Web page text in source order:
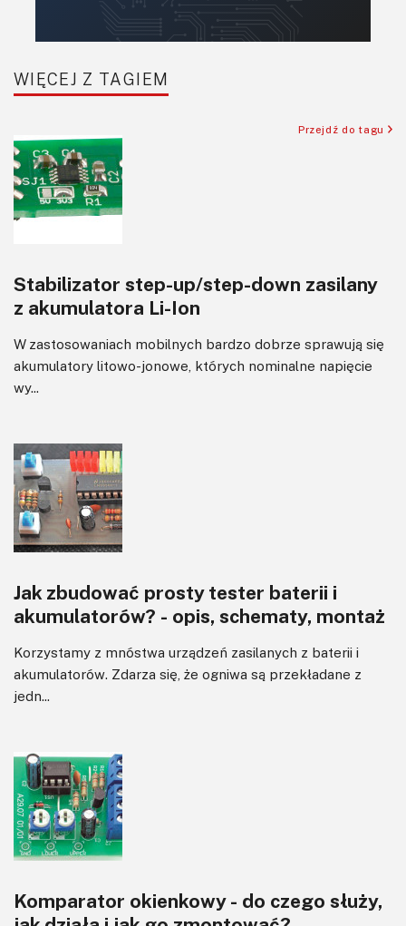
Sensory
Software
Sterowanie
Transformatory
Wzmacniacze
Zasilanie
WIĘCEJ Z TAGIEM
Przejdź do tagu
Stabilizator step-up/step-down zasilany
z akumulatora Li-Ion
W zastosowaniach mobilnych bardzo dobrze sprawują się
akumulatory litowo-jonowe, których nominalne napięcie
wy...
Jak zbudować prosty tester baterii i
akumulatorów? - opis, schematy, montaż
Korzystamy z mnóstwa urządzeń zasilanych z baterii i
akumulatorów. Zdarza się, że ogniwa są przekładane z
jedn...
Komparator okienkowy - do czego służy,